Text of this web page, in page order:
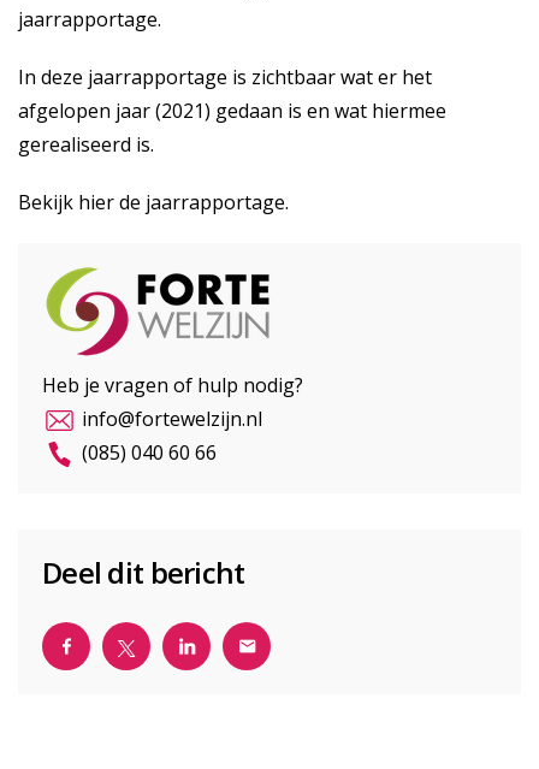
jaarrapportage.
In deze jaarrapportage is zichtbaar wat er het
afgelopen jaar (2021) gedaan is en wat hiermee
gerealiseerd is.
Bekijk hierde jaarrapportage.
Heb je vragen of hulp nodig?
info@fortewelzijn.nl
(085) 040 60 66
Deel dit bericht